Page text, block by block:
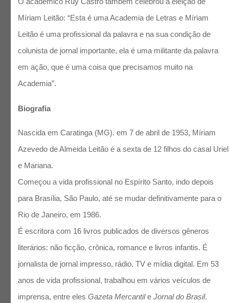
Míriam Leitão: “Esta é uma Academia de Letras e Míriam
Leitão é uma profissional da palavra e na sua condição de
colunista de jornal importante, ela é uma militante da palavra
em ação, que é uma coisa que precisamos muito na
Academia”.
Biografia
Nascida em Caratinga (MG). em 7 de abril de 1953, Míriam
Azevedo de Almeida Leitão é a sexta de 12 filhos do casal Uriel
e Mariana.
Começou a vida profissional no Espírito Santo, indo depois
para Brasília, São Paulo, até se mudar definitivamente para o
Rio de Janeiro, em 1986.
É escritora com 16 livros publicados de diversos gêneros
literários: não ficção, crônica, romance e livros infantis. É
jornalista de jornal impresso, rádio, TV e mídia digital. Em 53
anos de vida profissional, trabalhou em vários veículos de
imprensa, entre elesGazeta MercantileJornal do Brasil.